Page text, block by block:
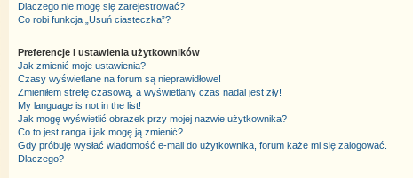
Dlaczego nie mogę się zarejestrować?
Co robi funkcja „Usuń ciasteczka”?
Preferencje i ustawienia użytkowników
Jak zmienić moje ustawienia?
Czasy wyświetlane na forum są nieprawidłowe!
Zmieniłem strefę czasową, a wyświetlany czas nadal jest zły!
My language is not in the list!
Jak mogę wyświetlić obrazek przy mojej nazwie użytkownika?
Co to jest ranga i jak mogę ją zmienić?
Gdy próbuję wysłać wiadomość e-mail do użytkownika, forum każe mi się zalogować.
Dlaczego?